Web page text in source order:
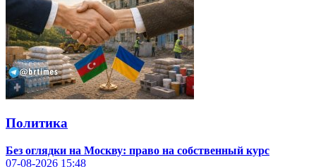
Политика
Без оглядки на Москву: право на собственный курс
07-08-2026 15:48